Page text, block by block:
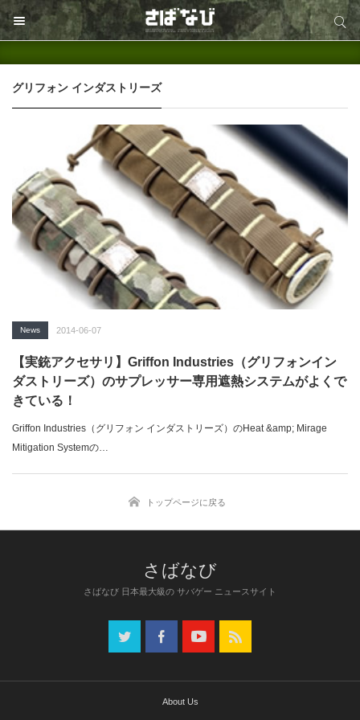
サイト内検索
グリフォン インダストリーズ
News 2014-06-07
【実銃アクセサリ】Griffon Industries（グリフォンイン
ダストリーズ）のサプレッサー専用遮熱システムがよくで
きている！
Griffon Industries（グリフォン インダストリーズ）のHeat &amp; Mirage
Mitigation Systemの…
トップページに戻る
さばなび 日本最大級の サバゲー ニュースサイト
About Us
サイト内検索